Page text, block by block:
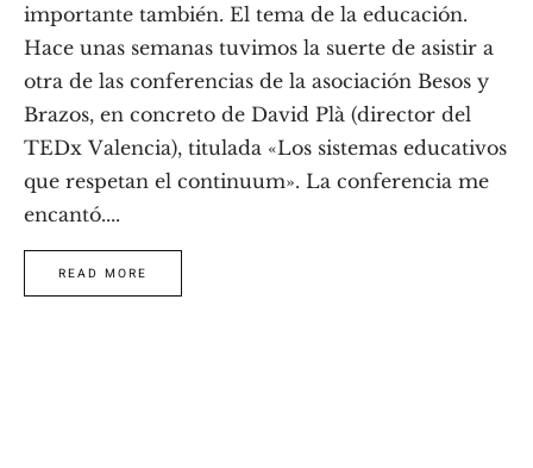
importante también. El tema de la educación.
Hace unas semanas tuvimos la suerte de asistir a
otra de las conferencias de la asociación Besos y
Brazos, en concreto de David Plà (director del
TEDx Valencia), titulada «Los sistemas educativos
que respetan el continuum». La conferencia me
encantó....
READ MORE